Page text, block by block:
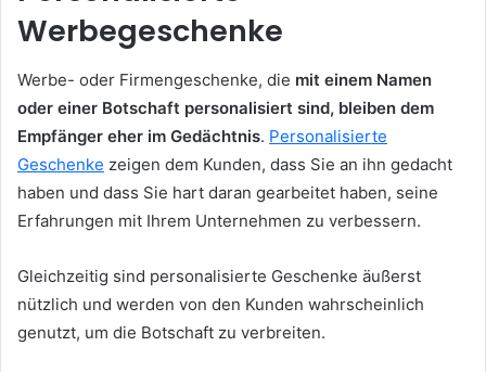
Werbegeschenke
Werbe- oder Firmengeschenke, die mit einem Namen
oder einer Botschaft personalisiert sind, bleiben dem
Empfänger eher im Gedächtnis. Personalisierte
Geschenke zeigen dem Kunden, dass Sie an ihn gedacht
haben und dass Sie hart daran gearbeitet haben, seine
Erfahrungen mit Ihrem Unternehmen zu verbessern.
Gleichzeitig sind personalisierte Geschenke äußerst
nützlich und werden von den Kunden wahrscheinlich
genutzt, um die Botschaft zu verbreiten.